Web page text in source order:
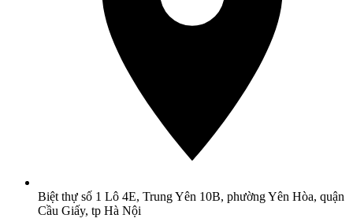
Biệt thự số 1 Lô 4E, Trung Yên 10B, phường Yên Hòa, quận
Cầu Giấy, tp Hà Nội